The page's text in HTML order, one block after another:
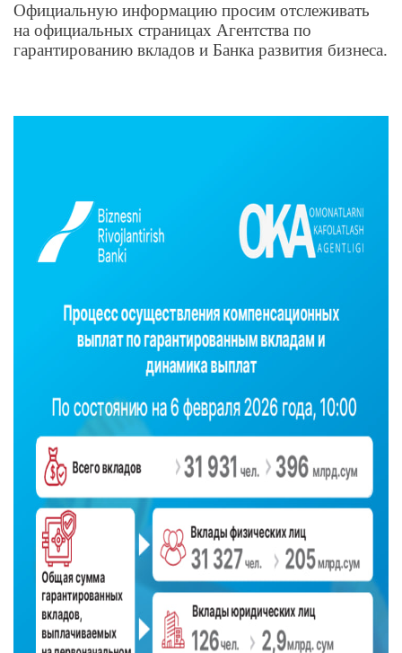
Официальную информацию просим отслеживать
на официальных страницах Агентства по
гарантированию вкладов и Банка развития бизнеса.